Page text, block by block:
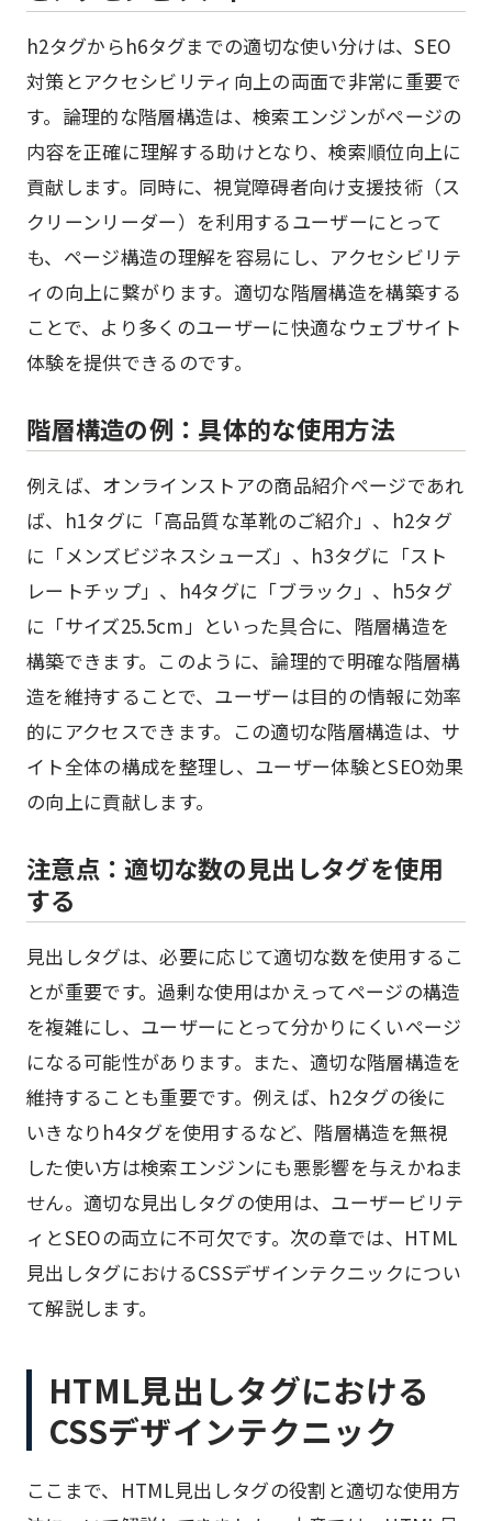
h2タグからh6タグまでの適切な使い分けは、SEO
対策とアクセシビリティ向上の両面で非常に重要で
す。論理的な階層構造は、検索エンジンがページの
内容を正確に理解する助けとなり、検索順位向上に
貢献します。同時に、視覚障碍者向け支援技術（ス
クリーンリーダー）を利用するユーザーにとって
も、ページ構造の理解を容易にし、アクセシビリテ
ィの向上に繋がります。適切な階層構造を構築する
ことで、より多くのユーザーに快適なウェブサイト
体験を提供できるのです。
階層構造の例：具体的な使用方法
例えば、オンラインストアの商品紹介ページであれ
ば、h1タグに「高品質な革靴のご紹介」、h2タグ
に「メンズビジネスシューズ」、h3タグに「スト
レートチップ」、h4タグに「ブラック」、h5タグ
に「サイズ25.5cm」といった具合に、階層構造を
構築できます。このように、論理的で明確な階層構
造を維持することで、ユーザーは目的の情報に効率
的にアクセスできます。この適切な階層構造は、サ
イト全体の構成を整理し、ユーザー体験とSEO効果
の向上に貢献します。
注意点：適切な数の見出しタグを使用
する
見出しタグは、必要に応じて適切な数を使用するこ
とが重要です。過剰な使用はかえってページの構造
を複雑にし、ユーザーにとって分かりにくいページ
になる可能性があります。また、適切な階層構造を
維持することも重要です。例えば、h2タグの後に
いきなりh4タグを使用するなど、階層構造を無視
した使い方は検索エンジンにも悪影響を与えかねま
せん。適切な見出しタグの使用は、ユーザービリテ
ィとSEOの両立に不可欠です。次の章では、HTML
見出しタグにおけるCSSデザインテクニックについ
て解説します。
HTML見出しタグにおける
CSSデザインテクニック
ここまで、HTML見出しタグの役割と適切な使用方